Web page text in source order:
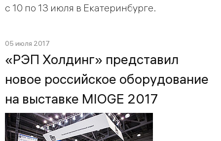
с 10 по 13 июля в Екатеринбурге.
05 июля 2017
«РЭП Холдинг» представил
новое российское оборудование
на выставке MIOGE 2017